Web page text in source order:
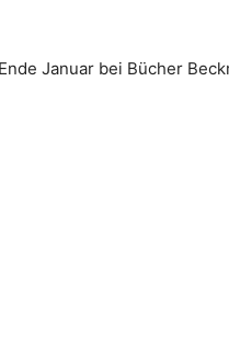
Januar bei Bücher